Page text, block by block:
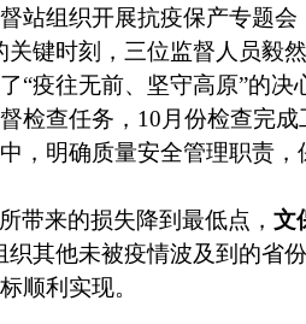
站组织开展抗疫保产专题
关键时刻，三位监督人员毅
了“疫往无前、坚守高原”的
检查任务，10月份检查完
，明确质量安全管理职责
带来的损失降到最低点，文
织其他未被疫情波及到的省
顺利实现。